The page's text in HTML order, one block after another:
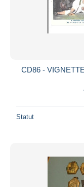
CD86 -
Statut